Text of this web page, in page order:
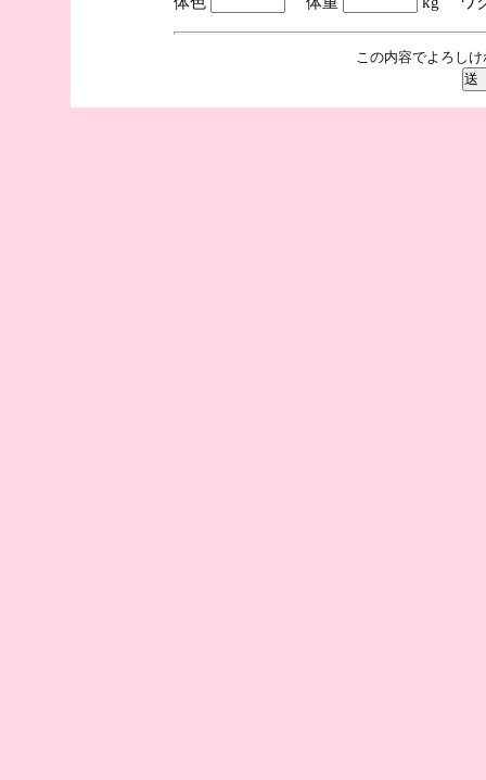
この内容でよろし